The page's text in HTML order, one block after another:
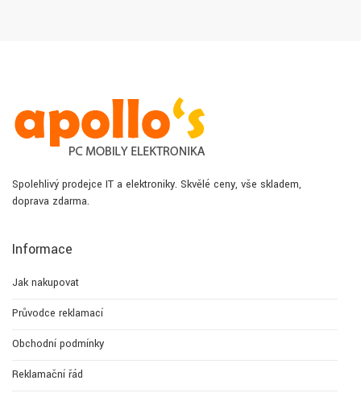
Spolehlivý prodejce IT a elektroniky. Skvělé ceny, vše skladem,
doprava zdarma.
Informace
Jak nakupovat
Průvodce reklamací
Obchodní podmínky
Reklamační řád